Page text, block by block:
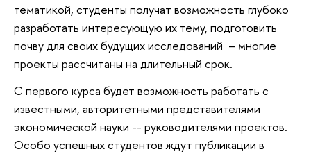
тематикой, студенты получат возможность глубоко
разработать интересующую их тему, подготовить
почву для своих будущих исследований – многие
проекты рассчитаны на длительный срок.
С первого курса будет возможность работать с
известными, авторитетными представителями
экономической науки -- руководителями проектов.
Особо успешных студентов ждут публикации в